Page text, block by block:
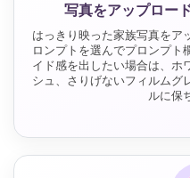
写真をアップロー
はっきり映った家族写真をア
ロンプトを選んでプロンプト
イド感を出したい場合は、ホ
シュ、さりげないフィルムグ
ルに保